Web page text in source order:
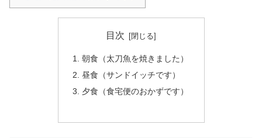
目次
朝食（太刀魚を焼きました）
昼食（サンドイッチです）
夕食（食宅便のおかずです）